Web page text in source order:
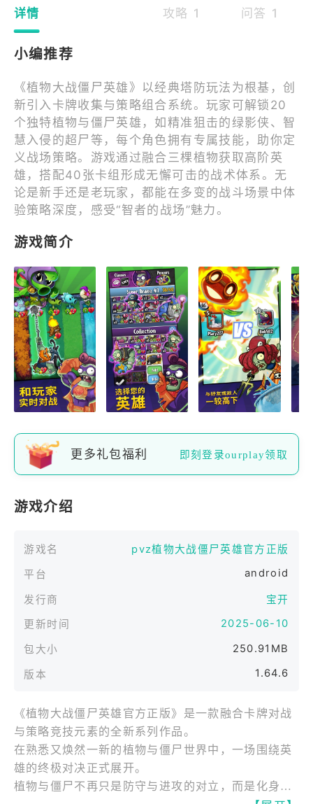
详情 攻略 1 问答 1
小编推荐
《植物大战僵尸英雄》以经典塔防玩法为根基，创
新引入卡牌收集与策略组合系统。玩家可解锁20
个独特植物与僵尸英雄，如精准狙击的绿影侠、智
慧入侵的超尸等，每个角色拥有专属技能，助你定
义战场策略。游戏通过融合三棵植物获取高阶英
雄，搭配40张卡组形成无懈可击的战术体系。无
论是新手还是老玩家，都能在多变的战斗场景中体
验策略深度，感受“智者的战场”魅力。
游戏简介
更多礼包福利 即刻登录ourplay领取
游戏介绍
游戏名
pvz植物大战僵尸英雄官方正版
平台
android
发行商
宝开
更新时间
2025-06-10
包大小 250.91MB
版本 1.64.6
《植物大战僵尸英雄官方正版》是一款融合卡牌对战
与策略竞技元素的全新系列作品。
在熟悉又焕然一新的植物与僵尸世界中，一场围绕英
雄的终极对决正式展开。
植物与僵尸不再只是防守与进攻的对立，而是化身拥